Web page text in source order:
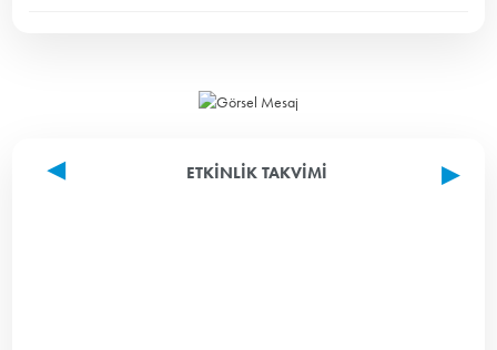
ETKINLIK TAKVIMI